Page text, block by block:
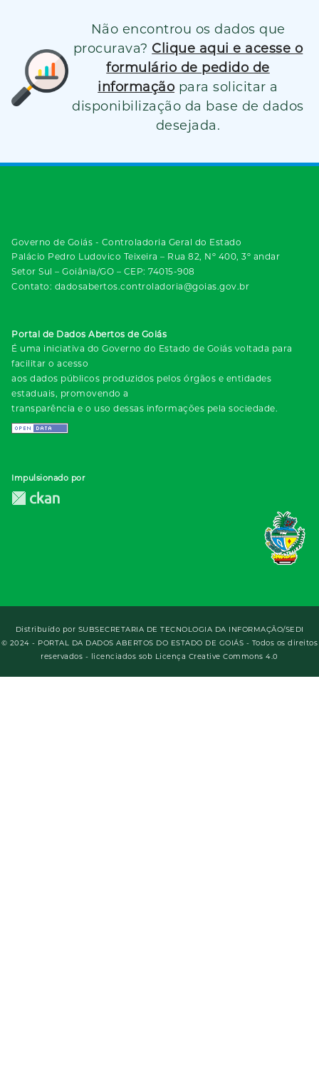
Não encontrou os dados que
procurava? Clique aqui e acesse o
formulário de pedido de
informação para solicitar a
disponibilização da base de dados
desejada.
Governo de Goiás - Controladoria Geral do Estado
Palácio Pedro Ludovico Teixeira – Rua 82, Nº 400, 3º andar
Setor Sul – Goiânia/GO – CEP: 74015-908
Contato: dadosabertos.controladoria@goias.gov.br
Portal de Dados Abertos de Goiás
É uma iniciativa do Governo do Estado de Goiás voltada para
facilitar o acesso
aos dados públicos produzidos pelos órgãos e entidades
estaduais, promovendo a
transparência e o uso dessas informações pela sociedade.
Impulsionado por
Distribuído por SUBSECRETARIA DE TECNOLOGIA DA INFORMAÇÃO/SEDI
© 2024 - PORTAL DA DADOS ABERTOS DO ESTADO DE GOIÁS - Todos os direitos
reservados - licenciados sob Licença Creative Commons 4.0